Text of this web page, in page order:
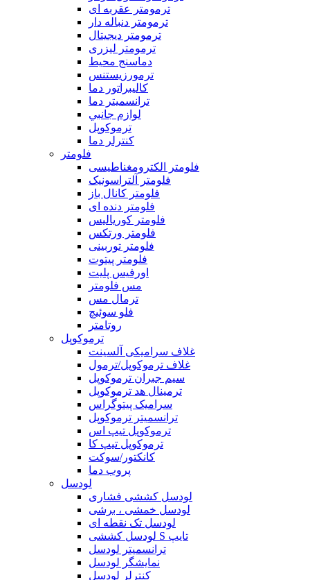
ترمومتر عقربه ای
ترمومتر دنباله دار
ترمومتر دیجیتال
ترمومتر لیزری
دماسنج محیط
ترمورزيستنس
كاليبراتور دما
ترانسميتر دما
لوازم جانبي
ترموكوپل
كنترلر دما
فلومتر
فلومتر الکترومغناطیسی
فلومتر آلتراسونیک
فلومتر کانال باز
فلومتر دنده ای
فلومتر کوریالیس
فلومتر ورتکس
فلومتر توربینی
فلومتر پیتوت
اورفیس پلیت
مس فلومتر
ترمال مس
فلو سوئيچ
روتامتر
ترموکوپل
غلاف سرامیکی آلسینت
غلاف ترموکوپل/ترمول
سیم جبران ترموکوپل
ترمینال هد ترموکوپل
سرامیک پیتوگراس
ترانسمیتر ترموکوپل
ترموکوپل تیپ اس
ترموکوپل تیپ کا
کانکتور/سوکت
پروب دما
لودسل
لودسل کششی فشاری
لودسل خمشی ، برشی
لودسل تک نقطه ای
لودسل کششی S تایپ
ترانسمیتر لودسل
نمایشگر لودسل
کنترلر لودسل